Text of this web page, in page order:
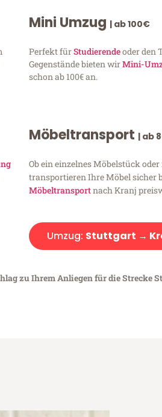
Mini Umzug | ab 100€
Perfekt fürStudierendeoder den
Gegenstände bieten wirMini-
schon ab 100€ an.
Möbeltransport | ab
Ob ein einzelnes Möbelstück
transportieren Ihre Möbel sicher
Möbeltransportnach Kranj
Umzug: Stuttgart →
zu Ihrem Anliegen für die Strecke